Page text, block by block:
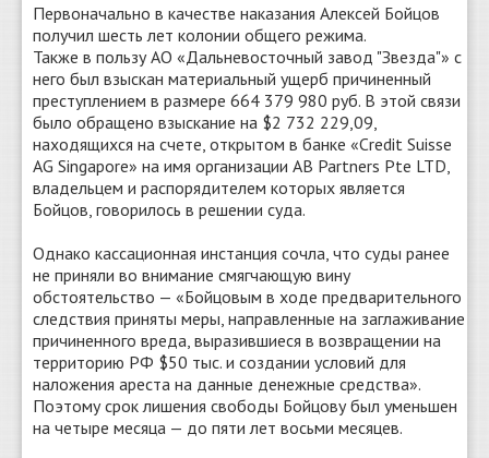
Первоначально в качестве наказания Алексей Бойцов
получил шесть лет колонии общего режима.
Также в пользу АО «Дальневосточный завод "Звезда"» с
него был взыскан материальный ущерб причиненный
преступлением в размере 664 379 980 руб. В этой связи
было обращено взыскание на $2 732 229,09,
находящихся на счете, открытом в банке «Credit Suisse
AG Singapore» на имя организации AB Partners Pte LTD,
владельцем и распорядителем которых является
Бойцов, говорилось в решении суда.
Однако кассационная инстанция сочла, что суды ранее
не приняли во внимание смягчающую вину
обстоятельство — «Бойцовым в ходе предварительного
следствия приняты меры, направленные на заглаживание
причиненного вреда, выразившиеся в возвращении на
территорию РФ $50 тыс. и создании условий для
наложения ареста на данные денежные средства».
Поэтому срок лишения свободы Бойцову был уменьшен
на четыре месяца — до пяти лет восьми месяцев.